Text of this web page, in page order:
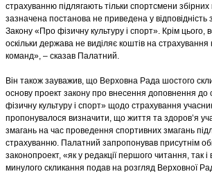
страхуванню підлягають тільки спортсмени
зазначена постанова не приведена у
Закону «Про фізичну культуру і спорт». Крім цього,
оскільки держава не виділяє коштів на страхування
команд», – сказав Палатний.
Він також зауважив, що Верховна Рада шостого
основу проект закону про внесення доповнення до
фізичну культуру і спорт» щодо страхування
пропонувалося визначити, що життя та здоров’я
змагань на час проведення спортивних змагань
страхуванню. Палатний запропонував присутнім
законопроект, «як у редакції першого читання, так і
минулого скликання подав на розгляд Верховної